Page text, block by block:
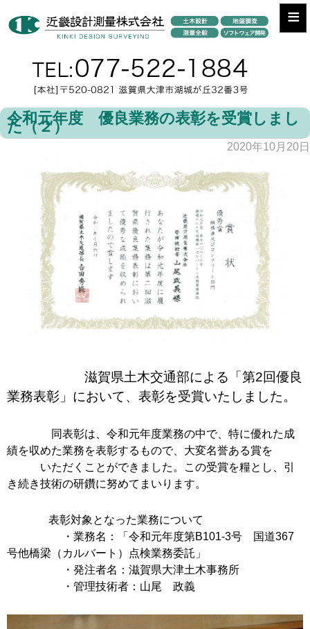
≡
令和元年度 優良業務の表彰を受賞しまし
た（２）
2020年10月20日
滋賀県土木交通部による「第2回優良
業務表彰」において、表彰を受賞いたしました。
同表彰は、令和元年度業務の中で、特に優れた成
績を収めた業務を表彰するもので、大変名誉ある賞を
いただくことができました。この受賞を糧とし、引
き続き技術の研鑽に努めてまいります。
表彰対象となった業務について
・業務名：「令和元年度第B101-3号 国道367
号他橋梁（カルバート）点検業務委託」
・発注者名：滋賀県大津土木事務所
・管理技術者：山尾 政義